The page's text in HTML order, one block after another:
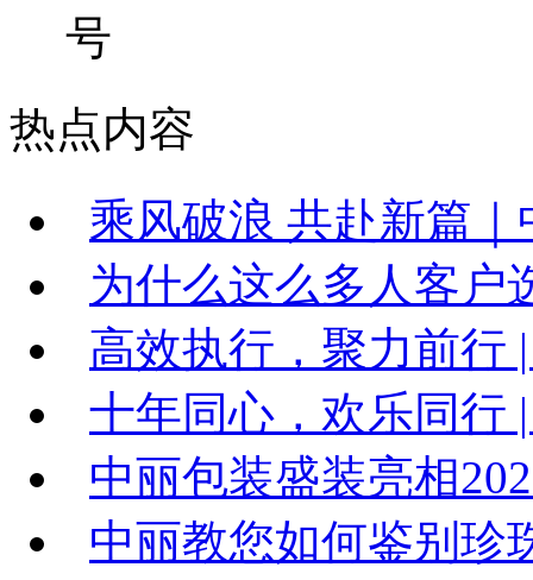
号
热点内容
乘风破浪 共赴新篇｜
为什么这么多人客户
高效执行，聚力前行
十年同心，欢乐同行
中丽包装盛装亮相
中丽教您如何鉴别珍